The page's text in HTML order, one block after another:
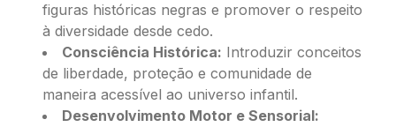
figuras históricas negras e promover o respeito
à diversidade desde cedo.
Consciência Histórica: Introduzir conceitos
de liberdade, proteção e comunidade de
maneira acessível ao universo infantil.
Desenvolvimento Motor e Sensorial: